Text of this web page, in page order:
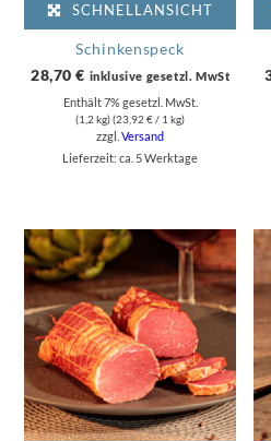
SCHNELLANSICHT
Schinkenspeck
28,70€ inklusive gesetzl. MwSt
Enthält 7% gesetzl. MwSt.
(1,2 kg) (23,92€/ 1 kg)
zzgl.Versand
Lieferzeit: ca. 5 Werktage